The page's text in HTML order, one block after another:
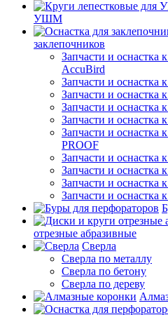
УШМ
заклепочников
Запчасти и оснастка
AccuBird
Запчасти и оснастка
Запчасти и оснастка
Запчасти и оснастка
Запчасти и оснастка
Запчасти и оснастка
PROOF
Запчасти и оснастка
Запчасти и оснастка
Запчасти и оснастка
Запчасти и оснастка
отрезные абразивные
Сверла
Сверла по металлу
Сверла по бетону
Сверла по дереву